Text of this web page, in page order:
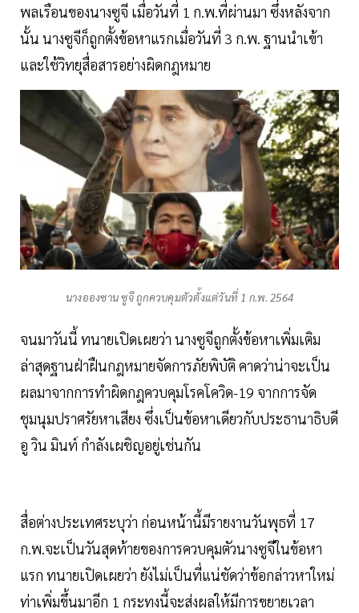
พลเรือนของนางซูจี เมื่อวันที่ 1 ก.พ.ที่ผ่านมา ซึ่งหลังจาก
นั้น นางซูจีก็ถูกตั้งข้อหาแรกเมื่อวันที่ 3 ก.พ. ฐานนำเข้า
และใช้วิทยุสื่อสารอย่างผิดกฎหมาย
นางอองซาน ซูจี ถูกควบคุมตัวตั้งแต่วันที่ 1 ก.พ. 2564
จนมาวันนี้ ทนายเปิดเผยว่า นางซูจีถูกตั้งข้อหาเพิ่มเติม
ล่าสุดฐานฝ่าฝืนกฎหมายจัดการภัยพิบัติคาดว่าน่าจะเป็น
ผลมาจากการทำผิดกฎควบคุมโรคโควิด-19 จากการจัด
ชุมนุมปราศรัยหาเสียง ซึ่งเป็นข้อหาเดียวกับประธานาธิบดี
อู วิน มินท์ กำลังเผชิญอยู่เช่นกัน
สื่อต่างประเทศระบุว่า ก่อนหน้านี้มีรายงานวันพุธที่ 17
ก.พ.จะเป็นวันสุดท้ายของการควบคุมตัวนางซูจีในข้อหา
แรก ทนายเปิดเผยว่า ยังไม่เป็นที่แน่ชัดว่าข้อกล่าวหาใหม่
ท่าเพิ่มขึ้นมาอีก 1 กระทงนี้จะส่งผลให้มีการขยายเวลา